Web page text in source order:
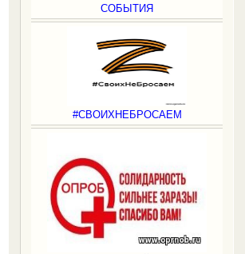
СОБЫТИЯ
#СВОИХНЕБРОСАЕМ